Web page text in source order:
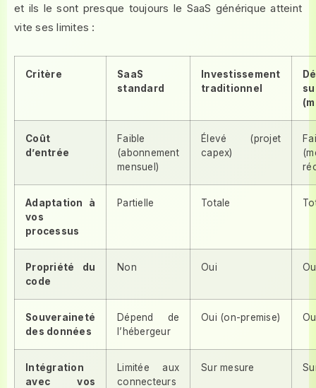
et ils le sont presque toujours le SaaS générique atteint
vite ses limites :
Critère
SaaS
standard
Investissement
traditionnel
Coût
d’entrée
Faible
(abonnement
mensuel)
Élevé (projet
capex)
Adaptation à
vos
processus
Partielle Totale
Propriété du
code
Non Oui
Souveraineté
des données
Dépend de
l’hébergeur
Oui (on-premise)
Intégration
avec vos
Limitée aux
connecteurs
Sur mesure